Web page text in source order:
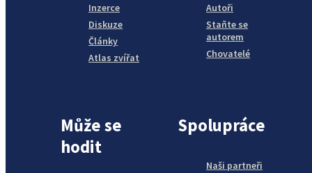
Inzerce
Diskuze
Články
Atlas zvířat
Autoři
Staňte se
autorem
Chovatelé
Může se
hodit
Spolupráce
Naši partneři